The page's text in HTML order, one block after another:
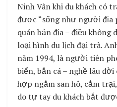
Ninh Vân khi du khách có
được “sống như người địa
quán bản địa – điều
loại hình du lịch đại trà.
năm 1994, là người tiên
biển, bắn cá – nghề lâu
hợp ngắm san hô, cắm
do tự tay du khách bắt